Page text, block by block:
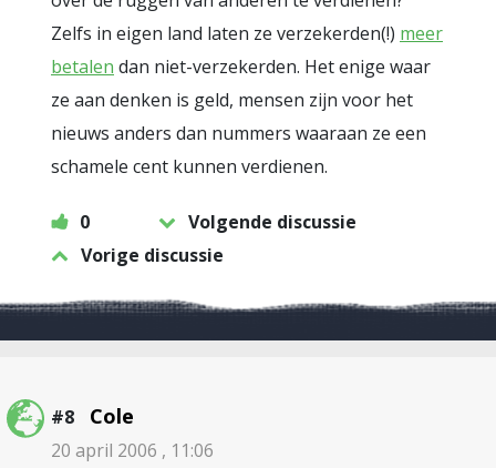
Zelfs in eigen land laten ze verzekerden(!) meer
betalen dan niet-verzekerden. Het enige waar
ze aan denken is geld, mensen zijn voor het
nieuws anders dan nummers waaraan ze een
schamele cent kunnen verdienen.
0
Volgende discussie
Vorige discussie
#8 Cole
20 april 2006 , 11:06